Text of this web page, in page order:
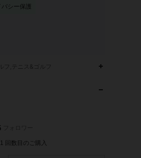
バシー保護
フ,テニス&ゴルフ
回数目のご購入